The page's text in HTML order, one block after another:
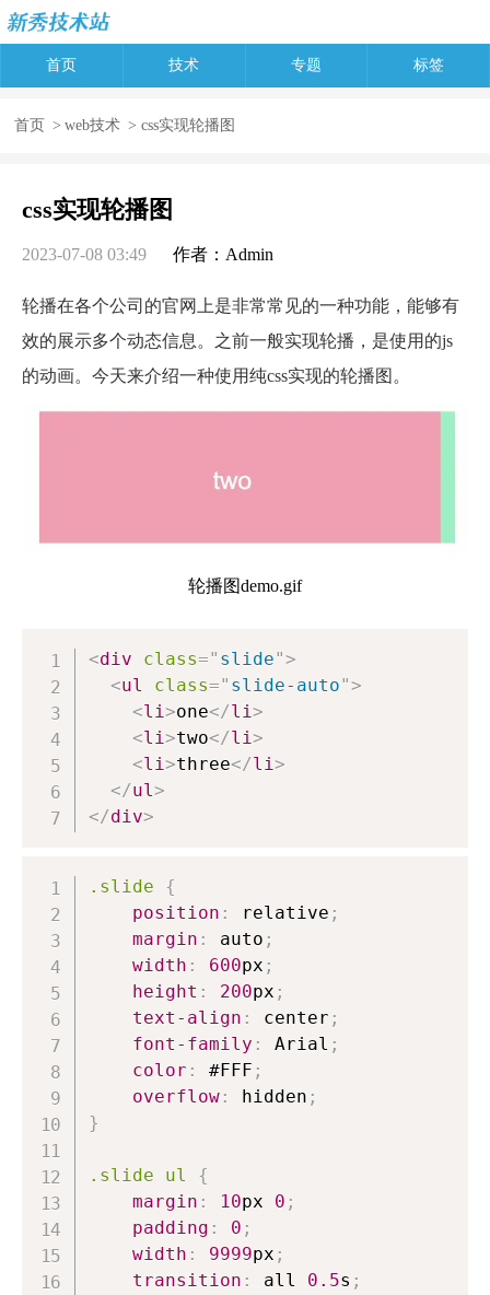
首页 技术 专题 标签
首页 > web技术 > css实现轮播图
css实现轮播图
2023-07-08 03:49 作者：Admin
轮播在各个公司的官网上是非常常见的一种功能，能够有
效的展示多个动态信息。之前一般实现轮播，是使用的js
的动画。今天来介绍一种使用纯css实现的轮播图。
轮播图demo.gif
<div class=" slide">
<ul class=" slide-auto">
<li>one</li>
<li>two</li>
<li>three</li>
</ul>
</div>
.slide
{
position : relative ;
margin : auto ;
width : 600px ;
height : 200px ;
text-align : center ;
font-family : Arial ;
color : #FFF ;
overflow: hidden ;
}
.slide ul
{
margin : 10px 0 ;
padding : 0 ;
width : 9999px ;
transition : all 0.5s ;